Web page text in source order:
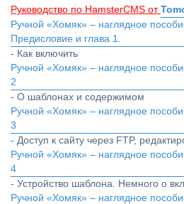
Руководство по HamsterCMS от
Ручной «Хомяк» – наглядное
Предисловие и глава 1.
- Как включить
Ручной «Хомяк» – наглядное
2
- О шаблонах и содержимом
Ручной «Хомяк» – наглядное
3
- Доступ к сайту через FTP,
Ручной «Хомяк» – наглядное
4
- Устройство шаблона. Немного о
Ручной «Хомяк» – наглядное